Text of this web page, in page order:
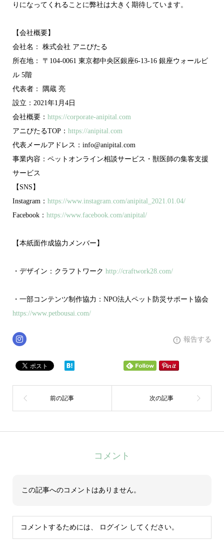
りになってくれることに弊社は大きく期待しています。
【会社概要】
会社名： 株式会社 アニぴたる
所在地： 〒104-0061 東京都中央区銀座6-13-16 銀座ウォールビ
ル 5階
代表者： 隅蔵 亮
設立：2021年1月4日
会社概要： https://corporate-anipital.com
アニぴたるTOP： https://anipital.com
代表メールアドレス：info@anipital.com
事業内容：ペットオンライン相談サービス・獣医師の集客支援
サービス
【SNS】
Instagram： https://www.instagram.com/anipital_2021.01.04/
Facebook： https://www.facebook.com/anipital/
【本紙面作成協力メンバー】
・デザイン：クラフトワーク http://craftwork28.com/
・一部コンテンツ制作協力：NPO法人ペット防災サポート協会
https://www.petbousai.com/
報告する
コメント
この記事へのコメントはありません。
コメントするためには、 ログイン してください。